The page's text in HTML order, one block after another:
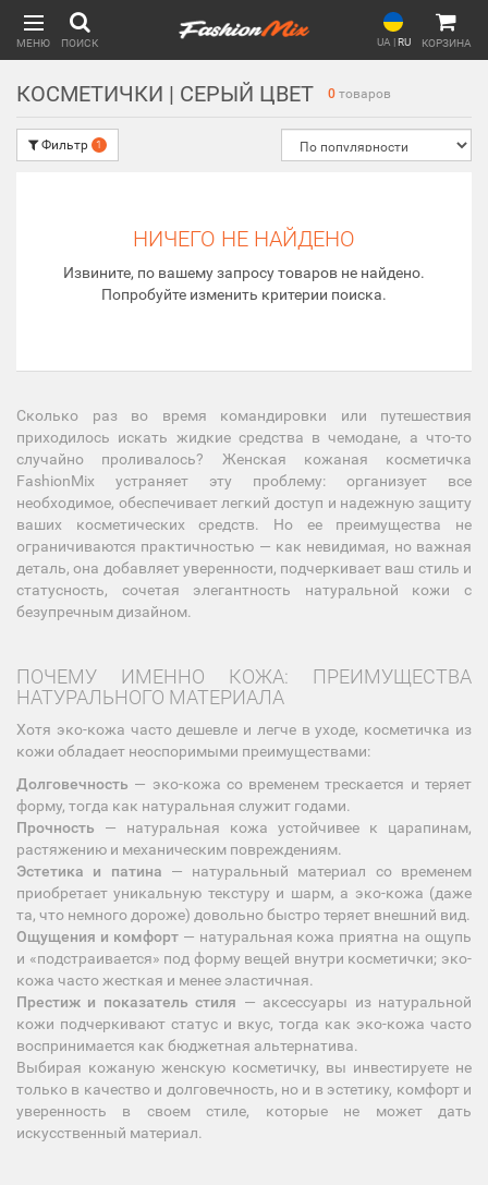
МЕНЮ ПОИСК UA |RU КОРЗИНА
КОСМЕТИЧКИ | СЕРЫЙ ЦВЕТ 0 товаров
Фильтр 1
НИЧЕГО НЕ НАЙДЕНО
Извините, по вашему запросу товаров не найдено.
Попробуйте изменить критерии поиска.
Сколько раз во время командировки или путешествия
приходилось искать жидкие средства в чемодане, а что-то
случайно проливалось? Женская кожаная косметичка
FashionMix устраняет эту проблему: организует все
необходимое, обеспечивает легкий доступ и надежную защиту
ваших косметических средств. Но ее преимущества не
ограничиваются практичностью — как невидимая, но важная
деталь, она добавляет уверенности, подчеркивает ваш стиль и
статусность, сочетая элегантность натуральной кожи с
безупречным дизайном.
ПОЧЕМУ ИМЕННО КОЖА: ПРЕИМУЩЕСТВА
НАТУРАЛЬНОГО МАТЕРИАЛА
Хотя эко-кожа часто дешевле и легче в уходе, косметичка из
кожи обладает неоспоримыми преимуществами:
Долговечность — эко-кожа со временем трескается и теряет
форму, тогда как натуральная служит годами.
Прочность — натуральная кожа устойчивее к царапинам,
растяжению и механическим повреждениям.
Эстетика и патина — натуральный материал со временем
приобретает уникальную текстуру и шарм, а эко-кожа (даже
та, что немного дороже) довольно быстро теряет внешний вид.
Ощущения и комфорт— натуральная кожа приятна на ощупь
и «подстраивается» под форму вещей внутри косметички; эко-
кожа часто жесткая и менее эластичная.
Престиж и показатель стиля — аксессуары из натуральной
кожи подчеркивают статус и вкус, тогда как эко-кожа часто
воспринимается как бюджетная альтернатива.
Выбирая кожаную женскую косметичку, вы инвестируете не
только в качество и долговечность, но и в эстетику, комфорт и
уверенность в своем стиле, которые не может дать
искусственный материал.